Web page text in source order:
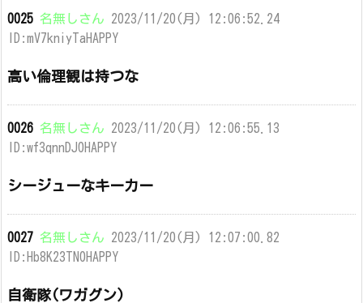
0025 名無しさん 2023/11/20(月) 12:06:52.24
ID:mV7kniyTaHAPPY
高い倫理観は持つな
0026 名無しさん 2023/11/20(月) 12:06:55.13
ID:wf3qnnDJ0HAPPY
シージューなキーカー
0027 名無しさん 2023/11/20(月) 12:07:00.82
ID:Hb8K23TN0HAPPY
自衛隊(ワガグン)